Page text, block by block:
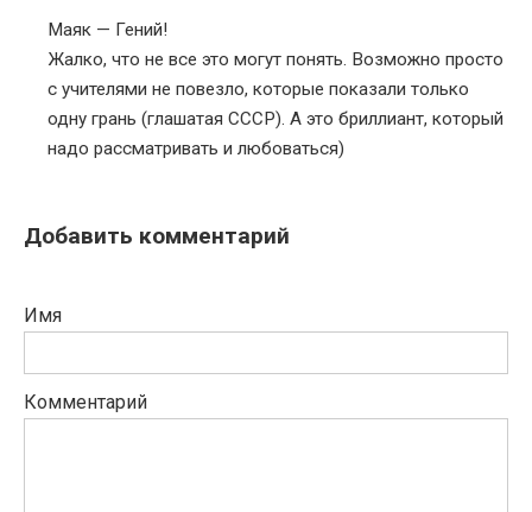
Маяк — Гений!
Жалко, что не все это могут понять. Возможно просто
с учителями не повезло, которые показали только
одну грань (глашатая СССР). А это бриллиант, который
надо рассматривать и любоваться)
Добавить комментарий
Имя
Комментарий